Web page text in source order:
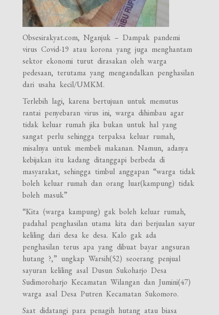
Obsesirakyat.com, Nganjuk – Dampak pandemi
virus Covid-19 atau korona yang juga menghantam
sektor ekonomi turut dirasakan oleh warga
pedesaan, terutama yang mengandalkan penghasilan
dari usaha kecil/UMKM.
Terlebih lagi, karena bertujuan untuk memutus
rantai penyebaran virus ini, warga dihimbau agar
tidak keluar rumah jika bukan untuk hal yang
sangat perlu sehingga terpaksa keluar rumah,
misalnya untuk membeli makanan. Namun, adanya
kebijakan itu kadang ditanggapi berbeda di
masyarakat, sehingga timbul anggapan “warga tidak
boleh keluar rumah dan orang luar(kampung) tidak
boleh masuk”
“Kita (warga kampung) gak boleh keluar rumah,
padahal penghasilan utama kita dari berjualan sayur
keliling dari desa ke desa. Kalo gak ada
penghasilan terus apa yang dibuat bayar angsuran
hutang ?,” ungkap Warsih(52) seoerang penjual
sayuran keliling asal Dusun Sukoharjo Desa
Sudimoroharjo Kecamatan Wilangan dan Jumini(47)
warga asal Desa Putren Kecamatan Sukomoro.
Saat didatangi para penagih hutang atau biasa